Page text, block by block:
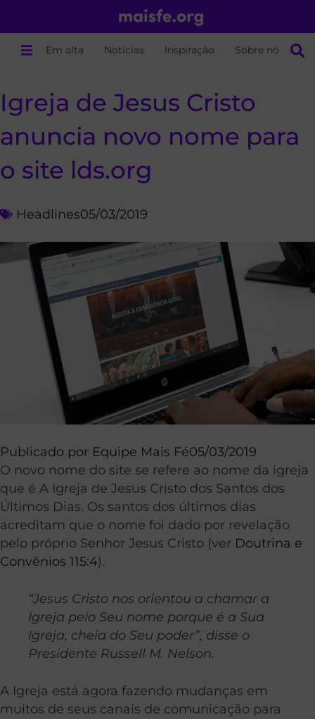
Em alta Notícias Inspiração Sobre nós
Igreja de Jesus Cristo
anuncia novo nome para
o site lds.org
Headlines05/03/2019
Publicado por Equipe Mais Fé05/03/2019
O novo nome do site se refere ao nome da igreja
que é A Igreja de Jesus Cristo dos Santos dos
Últimos Dias. Os santos dos últimos dias
acreditam que o nome foi dado por revelação
pelo próprio Senhor Jesus Cristo (ver Doutrina e
Convênios 115:4).
“Jesus Cristo nos orientou a chamar a
Igreja pelo Seu nome porque é a Sua
Igreja, cheia do Seu poder”, disse o
Presidente Russell M. Nelson.
A Igreja está agora fazendo mudanças em
muitos de seus canais de comunicação para